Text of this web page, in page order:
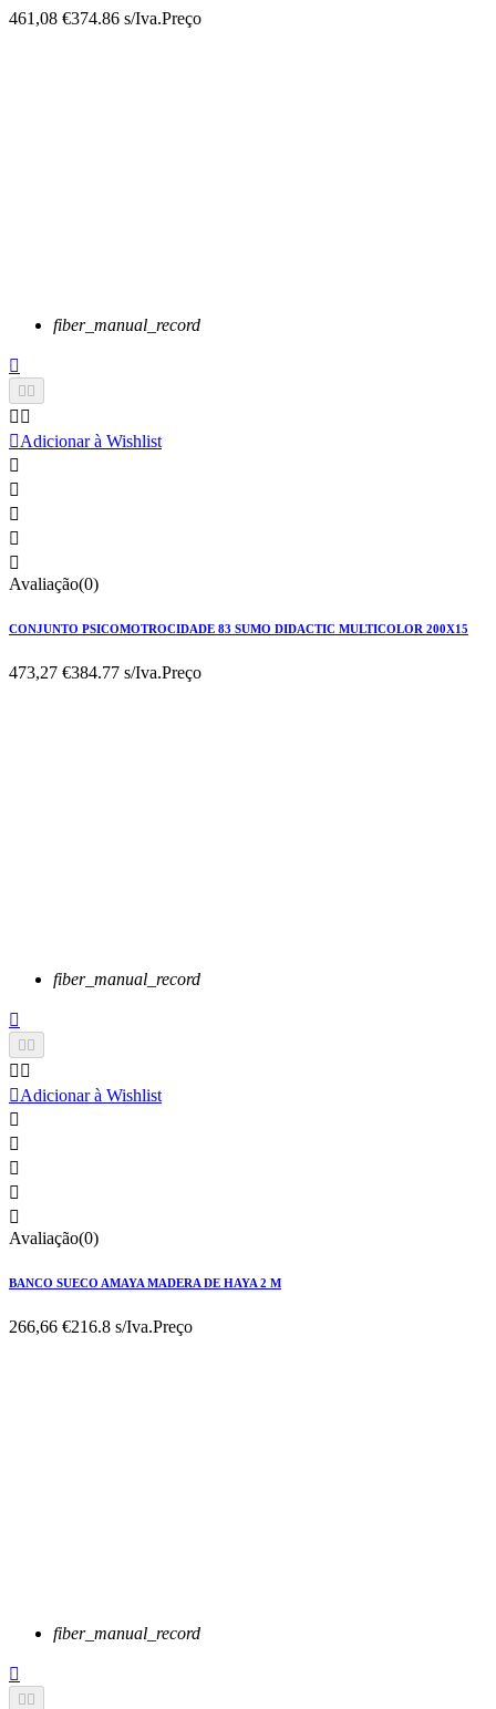
461,08 €374.86 s/Iva.Preço
fiber_manual_record


 
Adicionar à Wishlist





Avaliação(0)
CONJUNTO PSICOMOTROCIDADE 83 SUMO DIDACTIC MULTICOLOR 200X15
473,27 €384.77 s/Iva.Preço
fiber_manual_record


 
Adicionar à Wishlist





Avaliação(0)
BANCO SUECO AMAYA MADERA DE HAYA 2 M
266,66 €216.8 s/Iva.Preço
fiber_manual_record

